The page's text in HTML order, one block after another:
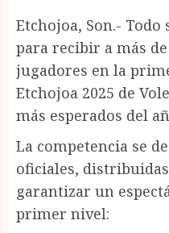
Etchojoa, Son.-
para recibir a más
jugadores en la
Etchojoa 2025 de
más esperados del
La competencia se
oficiales,
garantizar un
primer nivel: